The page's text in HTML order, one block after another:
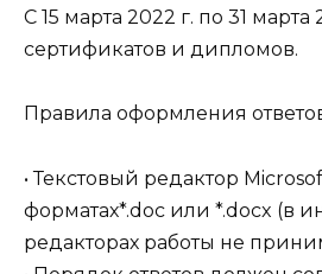
С 15 марта 2022 г. по 31
сертификатов и дипломов.
Правила оформления
• Текстовый редактор
форматах*.doc или *.docx (в
редакторах работы не